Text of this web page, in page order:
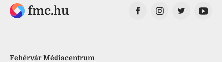
fmc.hu
Fehérvár Médiacentrum